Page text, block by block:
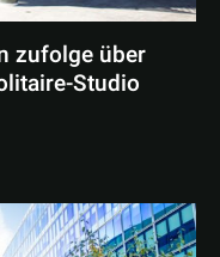
zufolge über
Studio